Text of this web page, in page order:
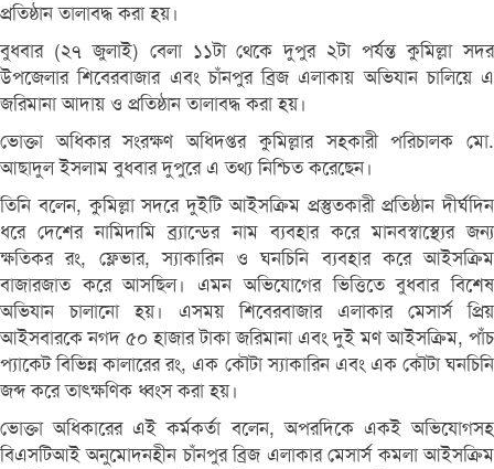
প্রতিষ্ঠান তালাবদ্ধ করা হয়।
বুধবার (২৭ জুলাই) বেলা ১১টা থেকে দুপুর ২টা পর্যন্ত কুমিল্লা সদর
উপজেলার শিবেরবাজার এবং চাঁনপুর ব্রিজ এলাকায় অভিযান চালিয়ে এ
জরিমানা আদায় ও প্রতিষ্ঠান তালাবদ্ধ করা হয়।
ভোক্তা অধিকার সংরক্ষণ অধিদপ্তর কুমিল্লার সহকারী পরিচালক মো.
আছাদুল ইসলাম বুধবার দুপুরে এ তথ্য নিশ্চিত করেছেন।
তিনি বলেন, কুমিল্লা সদরে দুইটি আইসক্রিম প্রস্তুতকারী প্রতিষ্ঠান দীর্ঘদিন
ধরে দেশের নামিদামি ব্র্যান্ডের নাম ব্যবহার করে মানবস্বাস্থ্যের জন্য
ক্ষতিকর রং, ফ্লেভার, স্যাকারিন ও ঘনচিনি ব্যবহার করে আইসক্রিম
বাজারজাত করে আসছিল। এমন অভিযোগের ভিত্তিতে বুধবার বিশেষ
অভিযান চালানো হয়। এসময় শিবেরবাজার এলাকার মেসার্স প্রিয়
আইসবারকে নগদ ৫০ হাজার টাকা জরিমানা এবং দুই মণ আইসক্রিম, পাঁচ
প্যাকেট বিভিন্ন কালারের রং, এক কৌটা স্যাকারিন এবং এক কৌটা ঘনচিনি
জব্দ করে তাৎক্ষণিক ধ্বংস করা হয়।
ভোক্তা অধিকারের এই কর্মকর্তা বলেন, অপরদিকে একই অভিযোগসহ
বিএসটিআই অনুমোদনহীন চাঁনপুর ব্রিজ এলাকার মেসার্স কমলা আইসক্রিম